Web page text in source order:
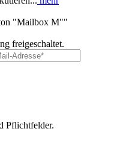
"Mailbox M""
freigeschaltet.
Pflichtfelder.